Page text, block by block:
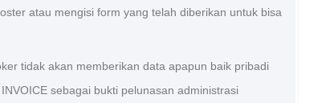
atau mengisi form yang telah diberikan untuk bisa
tidak akan memberikan data apapun baik pribadi
sebagai bukti pelunasan administrasi